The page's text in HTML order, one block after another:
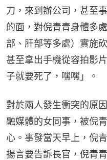
刀，來到辦公司，甚至
的面，對倪青青身體多
部、肝部等多處）實施
甚至拿出手機從容拍影
子就要死了，嘿嘿」。
對於兩人發生衝突的原
融媒體的女同事，被倪
心。事發當天早上，倪
揚言要告訴長官，倪青